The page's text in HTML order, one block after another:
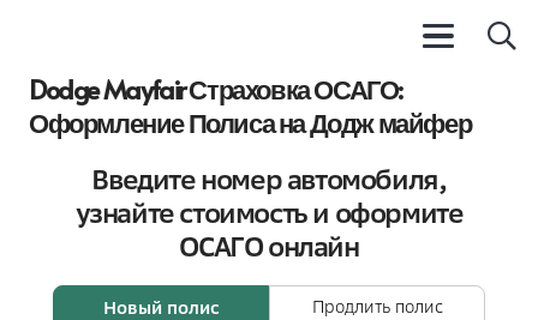
Dodge Mayfair Страховка ОСАГО:
Оформление Полиса на Додж майфер